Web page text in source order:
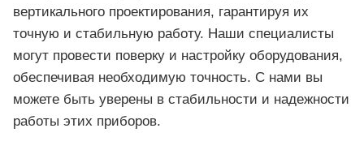
вертикального проектирования, гарантируя их
точную и стабильную работу. Наши специалисты
могут провести поверку и настройку оборудования,
обеспечивая необходимую точность. С нами вы
можете быть уверены в стабильности и надежности
работы этих приборов.